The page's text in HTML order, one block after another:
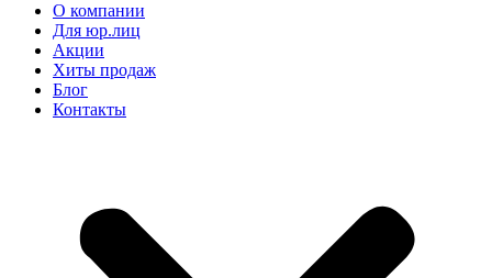
О компании
Для юр.лиц
Акции
Хиты продаж
Блог
Контакты